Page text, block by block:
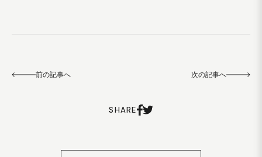
前の記事へ
SHARE
次の記事へ